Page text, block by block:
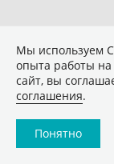
Мы используем
опыта работы
сайт, вы
соглашения.
Понятно